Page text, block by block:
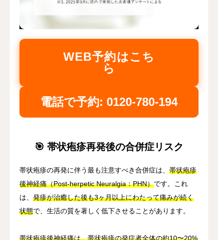
WEB予約はこち
ら
電話で予約: 0120-780-194
🎯 帯状疱疹再発後の合併症リスク
帯状疱疹の再発に伴う最も注意すべき合併症は、 帯状疱疹
後神経痛（Post-herpetic Neuralgia：PHN）です。これ
は、 発疹が治癒した後も3ヶ月以上にわたって痛みが続く
状態で、生活の質を著しく低下させることがあります。
帯状疱疹後神経痛は、帯状疱疹の発症者全体の約10〜20%